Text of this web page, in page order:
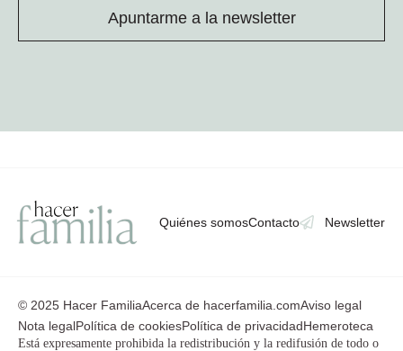
Apuntarme a la newsletter
Quiénes somosContacto Newsletter
© 2025 Hacer FamiliaAcerca de hacerfamilia.comAviso legal
Nota legalPolítica de cookiesPolítica de privacidadHemeroteca
Está expresamente prohibida la redistribución y la redifusión de todo o